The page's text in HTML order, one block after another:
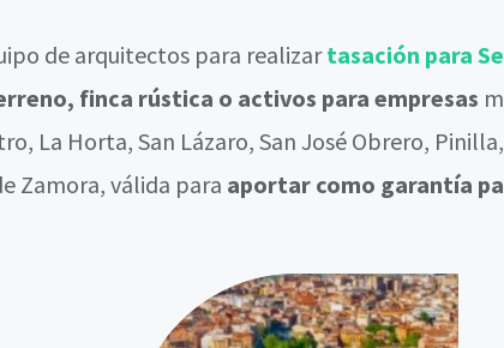
de arquitectos para realizartasación para
finca rústica o activos para empresas
La Horta, San Lázaro, San José Obrero,
Zamora, válida para aportar como garantía